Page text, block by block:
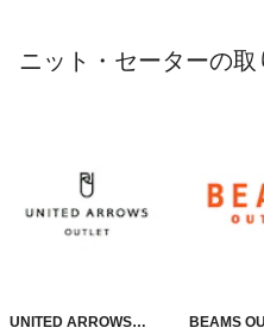
ニット・セーターの
UNITED ARROWS
BEAMS